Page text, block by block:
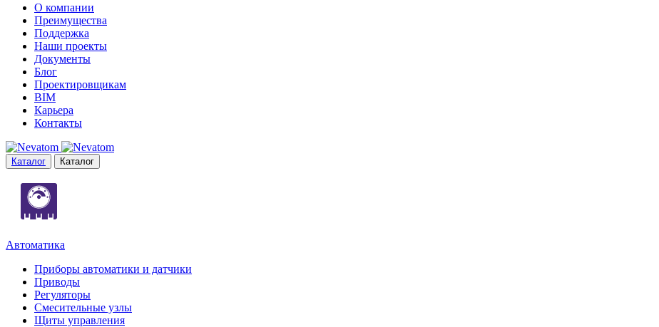
О компании
Преимущества
Поддержка
Наши проекты
Документы
Блог
Проектировщикам
BIM
Карьера
Контакты
Каталог Каталог
Автоматика
Приборы автоматики и датчики
Приводы
Регуляторы
Смесительные узлы
Щиты управления